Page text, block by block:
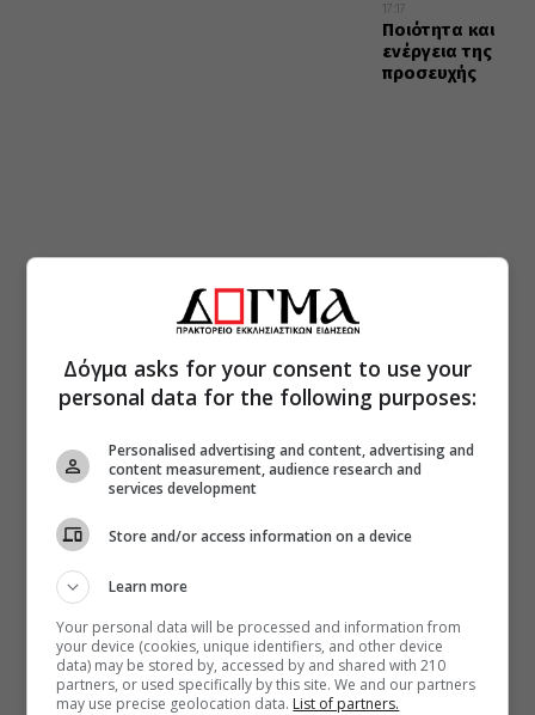
17:17
Ποιότητα και
ενέργεια της
προσευχής
Δόγμα asks for your consent to use your
personal data for the following purposes:
Personalised advertising and content, advertising and
content measurement, audience research and
services development
Store and/or access information on a device
Learn more
Your personal data will be processed and information from
your device (cookies, unique identifiers, and other device
data) may be stored by, accessed by and shared with 210
partners, or used specifically by this site. We and our partners
may use precise geolocation data. List of partners.